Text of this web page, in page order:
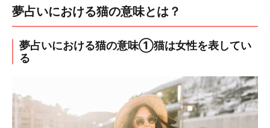
夢占いにおける猫の意味とは？
夢占いにおける猫の意味①猫は女性を表してい
る